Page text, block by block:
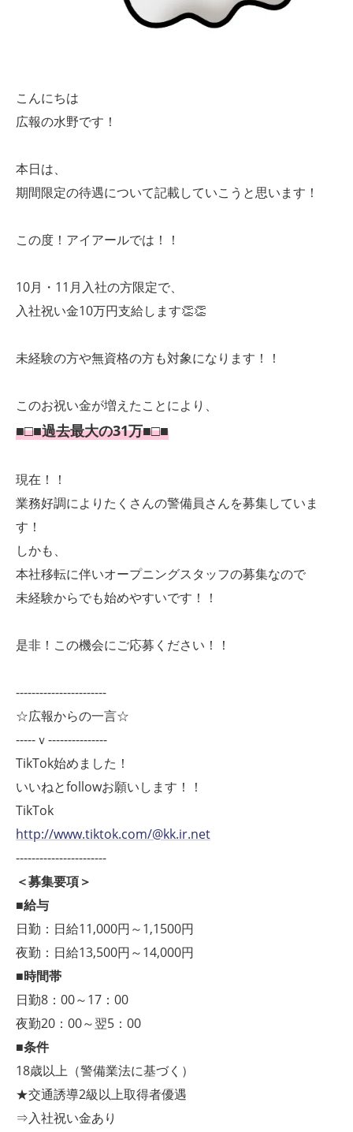
こんにちは
広報の水野です！
本日は、
期間限定の待遇について記載していこうと思います！
この度！アイアールでは！！
10月・11月入社の方限定で、
入社祝い金10万円支給します👏👏
未経験の方や無資格の方も対象になります！！
このお祝い金が増えたことにより、
■□■過去最大の31万■□■
現在！！
業務好調によりたくさんの警備員さんを募集していま
す！
しかも、
本社移転に伴いオープニングスタッフの募集なので
未経験からでも始めやすいです！！
是非！この機会にご応募ください！！
-----------------------
☆広報からの一言☆
-----ｖ---------------
TikTok始めました！
いいねとfollowお願いします！！
TikTok
http://www.tiktok.com/@kk.ir.net
-----------------------
＜募集要項＞
■給与
日勤：日給11,000円～1,1500円
夜勤：日給13,500円～14,000円
■時間帯
日勤8：00～17：00
夜勤20：00～翌5：00
■条件
18歳以上（警備業法に基づく）
★交通誘導2級以上取得者優遇
⇒入社祝い金あり